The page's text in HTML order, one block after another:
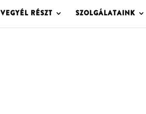
VEGYÉL RÉSZT SZOLGÁLATAINK